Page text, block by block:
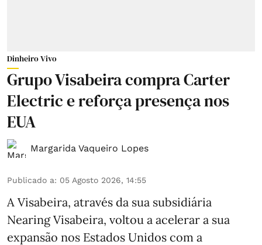
Dinheiro Vivo
Grupo Visabeira compra Carter
Electric e reforça presença nos
EUA
Margarida Vaqueiro Lopes
Publicado a: 05 Agosto 2026, 14:55
A Visabeira, através da sua subsidiária
Nearing Visabeira, voltou a acelerar a sua
expansão nos Estados Unidos com a